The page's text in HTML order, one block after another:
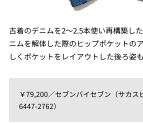
古着のデニムを2〜2.5本使い再構築し
ニムを解体した際のヒップポケットの
しくポケットをレイアウトした後ろ姿
￥79,200／セブンバイセブン（サカ
6447-2762）